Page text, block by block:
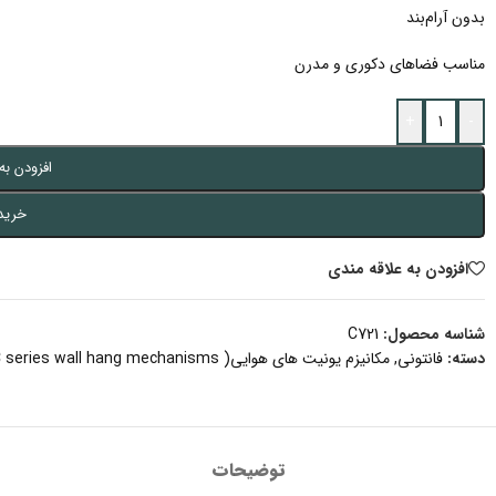
بدون آرام‌بند
مناسب فضاهای دکوری و مدرن
افزودن
افزودن به علاقه مندی
شناسه محصول: C721
دسته: فانتونی,مکانیزم یونیت های هوایی( C series wall hang mechanisms)
توضیحات